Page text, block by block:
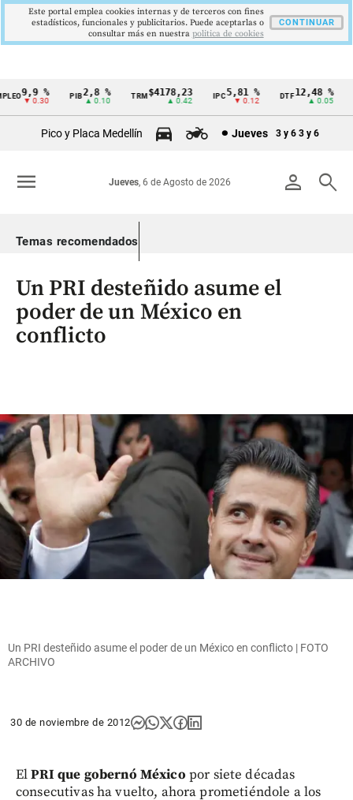
Cintillo
Colombia
9,9 %
▼ 0.30
2,8 %
▲ 0.10
TRM$4178,23
▲ 0.42
5,81 %
▼ 0.12
12,48 %
▲ 0.05
Pico y Placa Medellín Jueves 3 y 6 3 y 6
person search
Jueves, 6 de Agosto de 2026
menu
Temas recomendados
Un PRI desteñido asume el
poder de un México en
conflicto
Un PRI desteñido asume el poder de un México en conflicto | FOTO
ARCHIVO
30 de noviembre de 2012
ElPRI que gobernó México por siete décadas
consecutivas ha vuelto, ahora prometiéndole a los
Este portal emplea cookies internas y de terceros con fines
estadísticos, funcionales y publicitarios. Puede aceptarlas o
consultar más en nuestra politica de cookies
CONTINUAR